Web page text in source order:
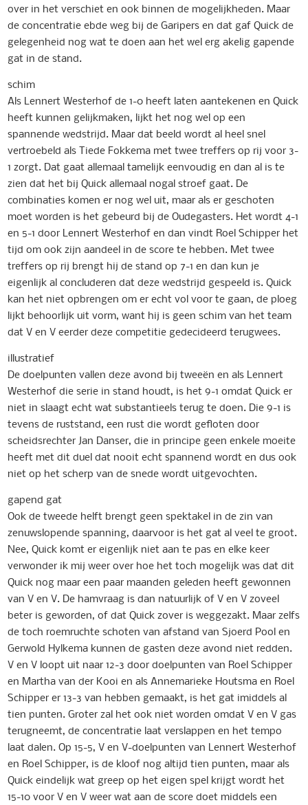
over in het verschiet en ook binnen de mogelijkheden. Maar
de concentratie ebde weg bij de Garipers en dat gaf Quick de
gelegenheid nog wat te doen aan het wel erg akelig gapende
gat in de stand.
schim
Als Lennert Westerhof de 1-0 heeft laten aantekenen en Quick
heeft kunnen gelijkmaken, lijkt het nog wel op een
spannende wedstrijd. Maar dat beeld wordt al heel snel
vertroebeld als Tiede Fokkema met twee treffers op rij voor 3-
1 zorgt. Dat gaat allemaal tamelijk eenvoudig en dan al is te
zien dat het bij Quick allemaal nogal stroef gaat. De
combinaties komen er nog wel uit, maar als er geschoten
moet worden is het gebeurd bij de Oudegasters. Het wordt 4-1
en 5-1 door Lennert Westerhof en dan vindt Roel Schipper het
tijd om ook zijn aandeel in de score te hebben. Met twee
treffers op rij brengt hij de stand op 7-1 en dan kun je
eigenlijk al concluderen dat deze wedstrijd gespeeld is. Quick
kan het niet opbrengen om er echt vol voor te gaan, de ploeg
lijkt behoorlijk uit vorm, want hij is geen schim van het team
dat V en V eerder deze competitie gedecideerd terugwees.
illustratief
De doelpunten vallen deze avond bij tweeën en als Lennert
Westerhof die serie in stand houdt, is het 9-1 omdat Quick er
niet in slaagt echt wat substantieels terug te doen. Die 9-1 is
tevens de ruststand, een rust die wordt gefloten door
scheidsrechter Jan Danser, die in principe geen enkele moeite
heeft met dit duel dat nooit echt spannend wordt en dus ook
niet op het scherp van de snede wordt uitgevochten.
gapend gat
Ook de tweede helft brengt geen spektakel in de zin van
zenuwslopende spanning, daarvoor is het gat al veel te groot.
Nee, Quick komt er eigenlijk niet aan te pas en elke keer
verwonder ik mij weer over hoe het toch mogelijk was dat dit
Quick nog maar een paar maanden geleden heeft gewonnen
van V en V. De hamvraag is dan natuurlijk of V en V zoveel
beter is geworden, of dat Quick zover is weggezakt. Maar zelfs
de toch roemruchte schoten van afstand van Sjoerd Pool en
Gerwold Hylkema kunnen de gasten deze avond niet redden.
V en V loopt uit naar 12-3 door doelpunten van Roel Schipper
en Martha van der Kooi en als Annemarieke Houtsma en Roel
Schipper er 13-3 van hebben gemaakt, is het gat imiddels al
tien punten. Groter zal het ook niet worden omdat V en V gas
terugneemt, de concentratie laat verslappen en het tempo
laat dalen. Op 15-5, V en V-doelpunten van Lennert Westerhof
en Roel Schipper, is de kloof nog altijd tien punten, maar als
Quick eindelijk wat greep op het eigen spel krijgt wordt het
15-10 voor V en V weer wat aan de score doet middels een